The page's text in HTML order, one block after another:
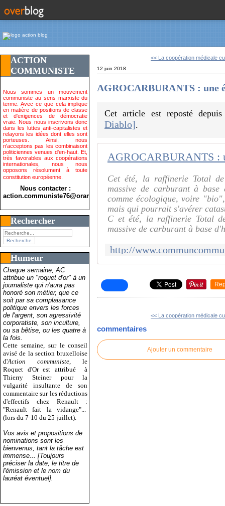
ACTION
COMMUNISTE
Nous sommes un mouvement
communiste au sens marxiste du
terme. Avec ce que cela implique
en matière de positions de classe
et d'exigences de démocratie
vraie. Nous nous inscrivons donc
dans les luttes anti-capitalistes et
relayons les idées dont elles sont
porteuses. Ainsi, nous
n'acceptons pas les combinaisont
politiciennes venues d'en-haut. Et,
très favorables aux coopérations
internationales, nous nous
opposons résolument à toute
constitution européenne.
Nous contacter :
action.communiste76@orange.fr>
Rechercher
Humeur
Chaque semaine, AC
attribue un "roquet d'or" à un
journaliste qui n'aura pas
honoré son métier, que ce
soit par sa complaisance
politique envers les forces
de l'argent, son agressivité
corporatiste, son inculture,
ou sa bêtise, ou les quatre à
la fois.
Cette semaine, sur le conseil
avisé de la section bruxelloise
d'Action communiste , le
Roquet d'Or est attribué
à
Thierry Steiner pour la
vulgarité insultante de son
commentaire sur les réductions
d'effectifs chez Renault :
"Renault fait la vidange"...
(lors du 7-10 du 25 juillet).
Vos avis et propositions de
nominations sont les
bienvenus, tant la tâche est
immense... [Toujours
préciser la date, le titre de
l'émission et le nom du
lauréat éventuel].
<< La coopération médicale
12 juin 2018
AGROCARBURANTS : une
Cet article est reposté
Diablo].
AGROCARBURANTS :
Cet été, la raffinerie Total
massive de carburant à base
comme écologique, voire
mais qui pourrait s'avérer
C et été, la raffinerie Total
massive de carburant à base
<< La coopération médicale
commentaires
Ajouter un commentaire